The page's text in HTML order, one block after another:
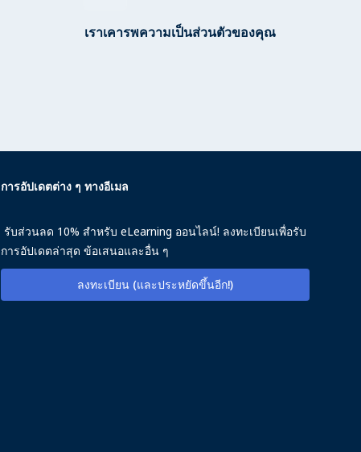
เราเคารพความเป็นส่วนตัวของคุณ
การอัปเดตต่าง ๆ ทางอีเมล
รับส่วนลด 10% สำหรับ eLearning ออนไลน์! ลงทะเบียนเพื่อรับ
การอัปเดตล่าสุด ข้อเสนอและอื่น ๆ
ลงทะเบียน (และประหยัดขึ้นอีก!)